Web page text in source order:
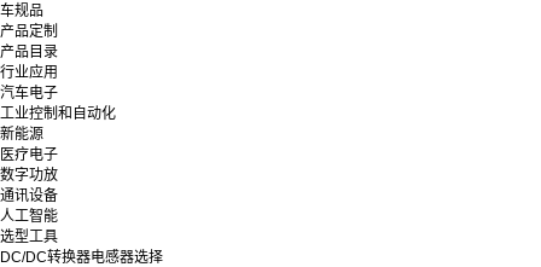
车规品
产品定制
产品目录
行业应用
汽车电子
工业控制和自动化
新能源
医疗电子
数字功放
通讯设备
人工智能
选型工具
DC/DC转换器电感器选择